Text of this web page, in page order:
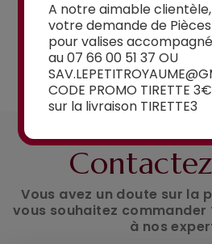
Voir la
Vous avez un doute sur la
vous souhaitez commander
à nos
A notre aimable
votre demande de
pour valises
au 07 66 00 51 37 OU
CODE PROMO TIRETTE
sur la livraison TIRETTE3